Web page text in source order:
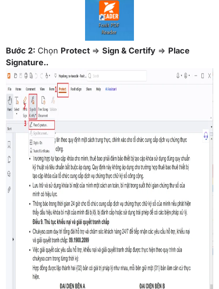
Bước 2: Chọn Protect => Sign & Certify => Place
Signature..